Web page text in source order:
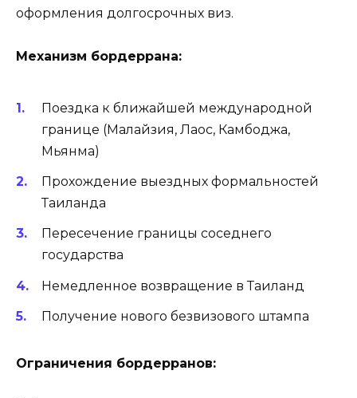
оформления долгосрочных виз.
Механизм бордеррана:
Поездка к ближайшей международной
границе (Малайзия, Лаос, Камбоджа,
Мьянма)
Прохождение выездных формальностей
Таиланда
Пересечение границы соседнего
государства
Немедленное возвращение в Таиланд
Получение нового безвизового штампа
Ограничения бордерранов: